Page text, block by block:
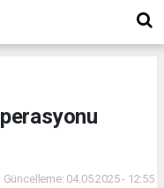
04.05.2025 - 12:55